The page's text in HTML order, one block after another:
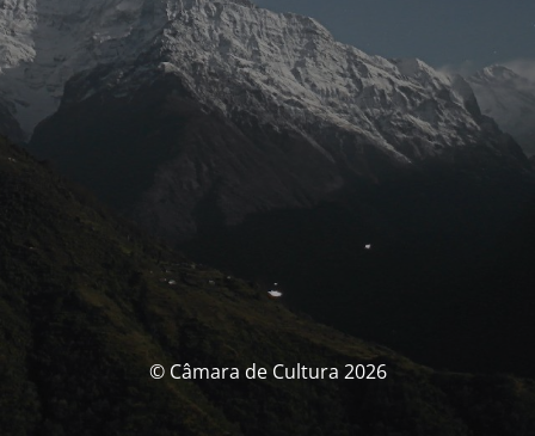
© Câmara de Cultura 2026